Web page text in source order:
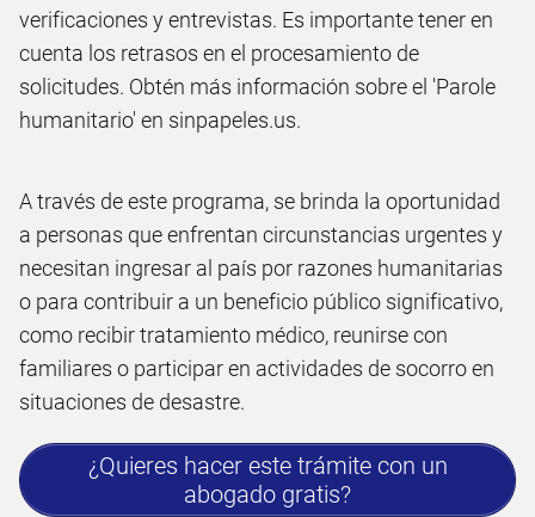
verificaciones y entrevistas. Es importante tener en
cuenta los retrasos en el procesamiento de
solicitudes. Obtén más información sobre el 'Parole
humanitario' en sinpapeles.us.
A través de este programa, se brinda la oportunidad
a personas que enfrentan circunstancias urgentes y
necesitan ingresar al país por razones humanitarias
o para contribuir a un beneficio público significativo,
como recibir tratamiento médico, reunirse con
familiares o participar en actividades de socorro en
situaciones de desastre.
¿Quieres hacer este trámite con un
abogado gratis?